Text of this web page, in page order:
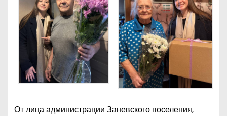
От лица администрации Заневского поселения,